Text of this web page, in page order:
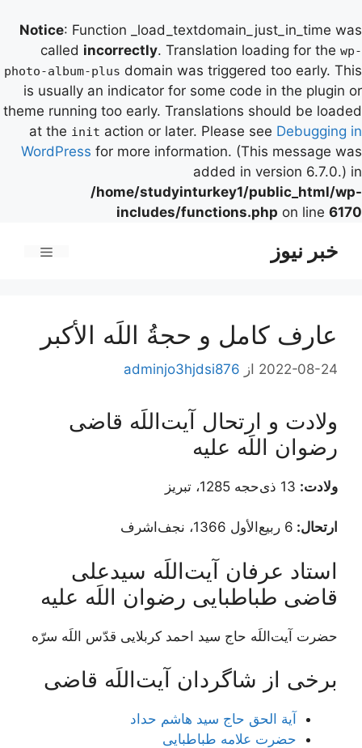
Notice: Function _load_textdomain_just_in_time was
called incorrectly. Translation loading for the wp-
photo-album-plus domain was triggered too early. This
is usually an indicator for some code in the plugin or
theme running too early. Translations should be loaded
at the init action or later. Please see Debugging in
WordPress for more information. (This message was
added in version 6.7.0.) in
/home/studyinturkey1/public_html/wp-
includes/functions.php on line 6170
خبر نیوز
عارف کامل و حجةُ اللَه الأکبر
2022-08-24 از adminjo3hjdsi876
ولادت و ارتحال آیت‌اللَه قاضی
رضوان اللَه علیه
ولادت:
ارتحال: 6 ربیع‌الأول 1366، نجف‌اشرف
استاد عرفان آیت‌اللَه سیدعلی
قاضی طباطبایی رضوان اللَه علیه
حضرت آیت‌اللَه حاج سید احمد کربلایی قدّس اللَه سرّه
برخی از شاگردان آیت‌اللَه قاضی
آیة الحق حاج سید هاشم حداد
حضرت علامه طباطبایی